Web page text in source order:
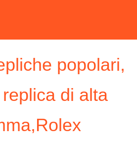
popolari,
di alta